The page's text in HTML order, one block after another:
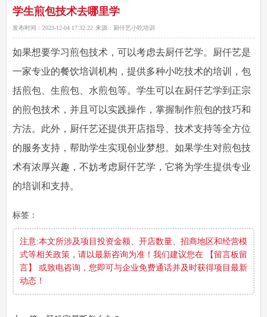
学生煎包技术去哪里学
发布时间： 2023-12-04 17:32:22 来源： 厨仟艺小吃培训
如果想要学习煎包技术，可以考虑去厨仟艺学。厨仟艺是
一家专业的餐饮培训机构，提供多种小吃技术的培训，包
括煎包、生煎包、水煎包等。学生可以在厨仟艺学到正宗
的煎包技术，并且可以实践操作，掌握制作煎包的技巧和
方法。此外，厨仟艺还提供开店指导、技术支持等全方位
的服务支持，帮助学生实现创业梦想。如果学生对煎包技
术有浓厚兴趣，不妨考虑厨仟艺学，它将为学生提供专业
的培训和支持。
标签：
注意:本文所涉及项目投资金额、开店数量、招商地区和经营模
式等相关政策，请以最新咨询为准！我们建议您在 【留言板留
言】 或致电咨询，您即可与企业免费通话并及时获得项目最新
动态！